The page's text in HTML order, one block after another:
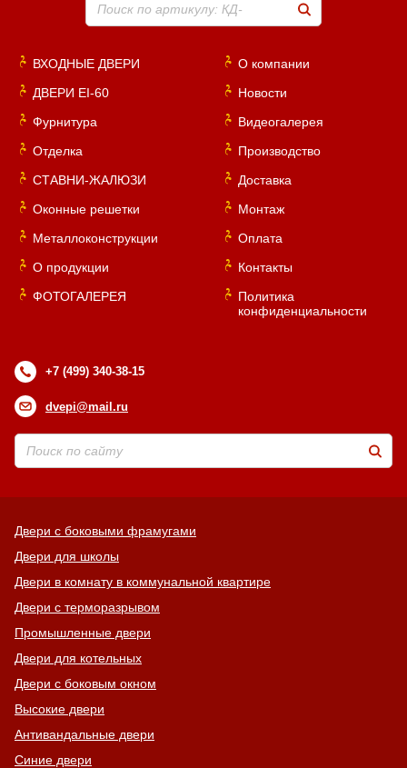
Поиск по артикулу: КД-
ВХОДНЫЕ ДВЕРИ
ДВЕРИ EI-60
Фурнитура
Отделка
СТАВНИ-ЖАЛЮЗИ
Оконные решетки
Металлоконструкции
О продукции
ФОТОГАЛЕРЕЯ
О компании
Новости
Видеогалерея
Производство
Доставка
Монтаж
Оплата
Контакты
Политика
конфиденциальности
+7 (499) 340-38-15
dvepi@mail.ru
Двери с боковыми фрамугами
Двери для школы
Двери в комнату в коммунальной квартире
Двери с терморазрывом
Промышленные двери
Двери для котельных
Двери с боковым окном
Высокие двери
Антивандальные двери
Синие двери